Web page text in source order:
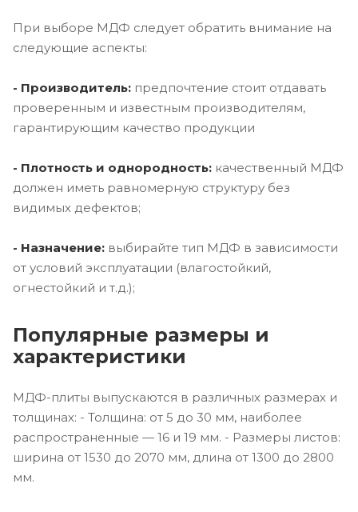
При выборе МДФ следует обратить внимание на
следующие аспекты:
- Производитель: предпочтение стоит отдавать
проверенным и известным производителям,
гарантирующим качество продукции
- Плотность и однородность: качественный МДФ
должен иметь равномерную структуру без
видимых дефектов;
- Назначение: выбирайте тип МДФ в зависимости
от условий эксплуатации (влагостойкий,
огнестойкий и т.д.);
Популярные размеры и
характеристики
МДФ-плиты выпускаются в различных размерах и
толщинах: - Толщина: от 5 до 30 мм, наиболее
распространенные — 16 и 19 мм. - Размеры листов:
ширина от 1530 до 2070 мм, длина от 1300 до 2800
мм.